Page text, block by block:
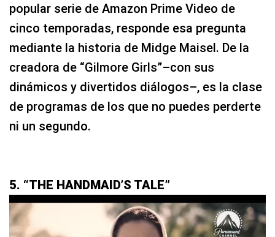
popular serie de Amazon Prime Video de
cinco temporadas, responde esa pregunta
mediante la historia de Midge Maisel. De la
creadora de “Gilmore Girls”–con sus
dinámicos y divertidos diálogos–, es la clase
de programas de los que no puedes perderte
ni un segundo.
5. “THE HANDMAID’S TALE”